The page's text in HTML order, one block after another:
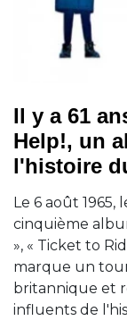
Il y a 61
Help!, un
l'histoire
Le 6 août
cinquième
», « Ticket to
marque un
britannique et
influents de